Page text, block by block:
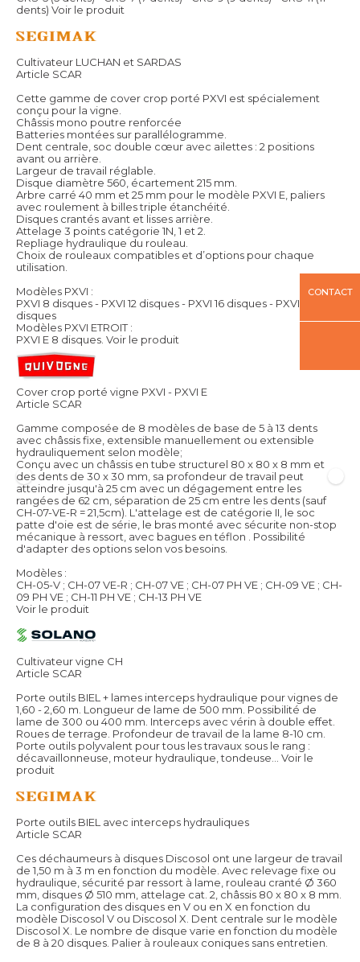
dents) Voir le produit
Cultivateur LUCHAN et SARDAS
Article SCAR
Cette gamme de cover crop porté PXVI est spécialement
conçu pour la vigne.
Châssis mono poutre renforcée
Batteries montées sur parallélogramme.
Dent centrale, soc double cœur avec ailettes : 2 positions
avant ou arrière.
Largeur de travail réglable.
Disque diamètre 560, écartement 215 mm.
Arbre carré 40 mm et 25 mm pour le modèle PXVI E, paliers
avec roulement à billes triple étanchéité.
Disques crantés avant et lisses arrière.
Attelage 3 points catégorie 1N, 1 et 2.
Repliage hydraulique du rouleau.
Choix de rouleaux compatibles et d’options pour chaque
utilisation.
Modèles PXVI :
PXVI 8 disques - PXVI 12 disques - PXVI 16 disques - PXVI 20
disques
Modèles PXVI ETROIT :
PXVI E 8 disques. Voir le produit
Cover crop porté vigne PXVI - PXVI E
Article SCAR
Gamme composée de 8 modèles de base de 5 à 13 dents
avec châssis fixe, extensible manuellement ou extensible
hydrauliquement selon modèle;
Conçu avec un châssis en tube structurel 80 x 80 x 8 mm et
des dents de 30 x 30 mm, sa profondeur de travail peut
atteindre jusqu'à 25 cm avec un dégagement entre les
rangées de 62 cm, séparation de 25 cm entre les dents (sauf
CH-07-VE-R = 21,5cm). L'attelage est de catégorie II, le soc
patte d'oie est de série, le bras monté avec sécurite non-stop
mécanique à ressort, avec bagues en téflon . Possibilité
d'adapter des options selon vos besoins.
Modèles :
CH-05-V ; CH-07 VE-R ; CH-07 VE ; CH-07 PH VE ; CH-09 VE ; CH-
09 PH VE ; CH-11 PH VE ; CH-13 PH VE
Voir le produit
Cultivateur vigne CH
Article SCAR
Porte outils BIEL + lames interceps hydraulique pour vignes de
1,60 - 2,60 m. Longueur de lame de 500 mm. Possibilité de
lame de 300 ou 400 mm. Interceps avec vérin à double effet.
Roues de terrage. Profondeur de travail de la lame 8-10 cm.
Porte outils polyvalent pour tous les travaux sous le rang :
décavaillonneuse, moteur hydraulique, tondeuse...
Voir le
produit
Porte outils BIEL avec interceps hydrauliques
Article SCAR
Ces déchaumeurs à disques Discosol ont une largeur de travail
de 1,50 m à 3 m en fonction du modèle. Avec relevage fixe ou
hydraulique, sécurité par ressort à lame, rouleau cranté Ø 360
mm, disques Ø 510 mm, attelage cat. 2, châssis 80 x 80 x 8 mm.
La configuration des disques en V ou en X en fonction du
modèle Discosol V ou Discosol X. Dent centrale sur le modèle
Discosol X. Le nombre de disque varie en fonction du modèle
de 8 à 20 disques. Palier à rouleaux coniques sans entretien.
CONTACT